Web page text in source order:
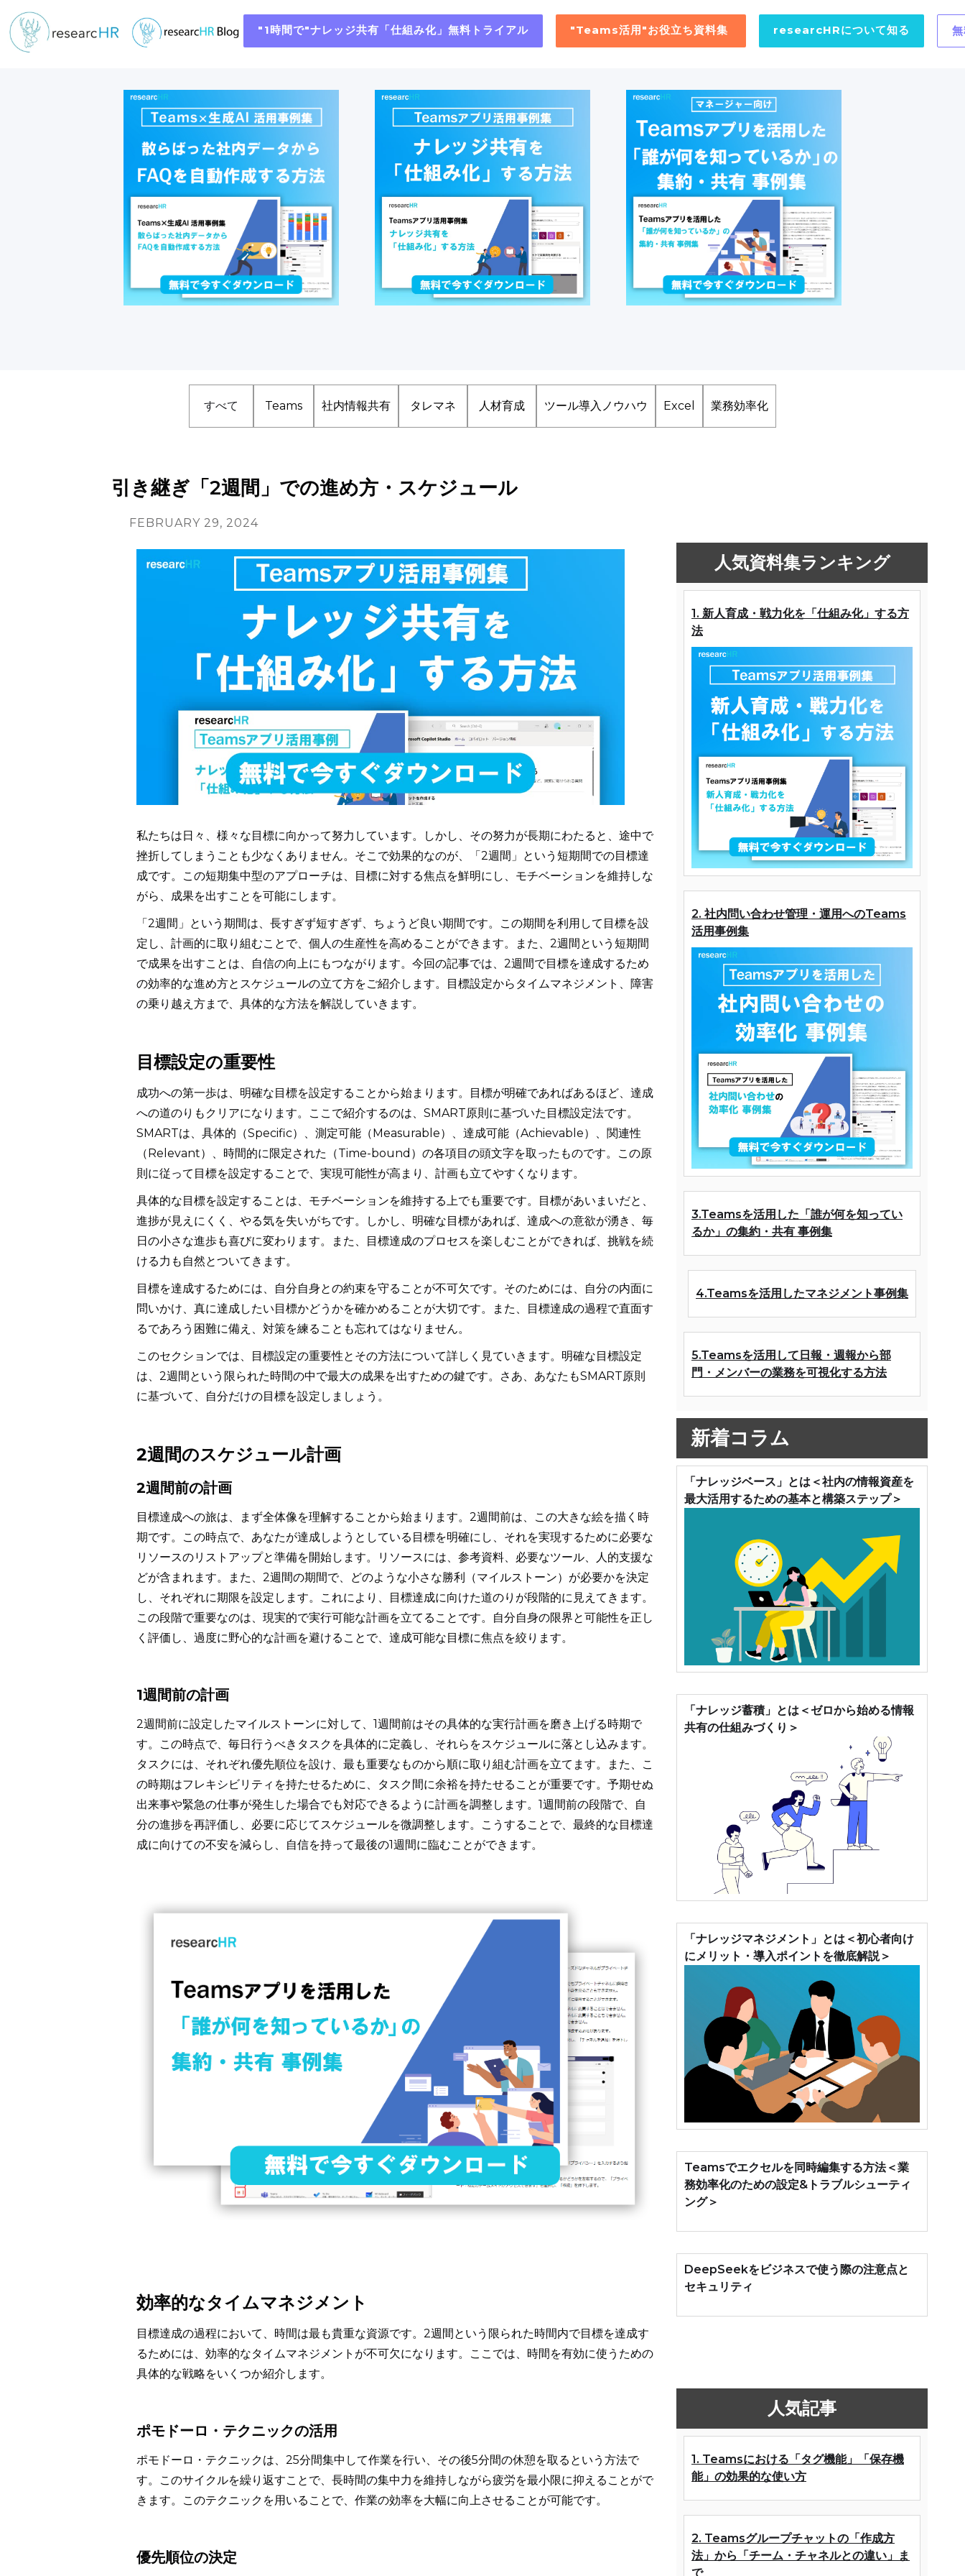
"1時間で"ナレッジ共有「仕組み化」無料トライアル "Teams活用"お役立ち資料集 researcHRについて知る
すべて Teams 社内情報共有 タレマネ 人材育成 ツール導入ノウハウ Excel 業務効率化
引き継ぎ「2週間」での進め方・スケジュール
FEBRUARY 29, 2024
私たちは日々、様々な目標に向かって努力しています。しかし、その努力が長期にわたると、途中で
挫折してしまうことも少なくありません。そこで効果的なのが、「2週間」という短期間での目標達
成です。この短期集中型のアプローチは、目標に対する焦点を鮮明にし、モチベーションを維持しな
がら、成果を出すことを可能にします。
「2週間」という期間は、長すぎず短すぎず、ちょうど良い期間です。この期間を利用して目標を設
定し、計画的に取り組むことで、個人の生産性を高めることができます。また、2週間という短期間
で成果を出すことは、自信の向上にもつながります。今回の記事では、2週間で目標を達成するため
の効率的な進め方とスケジュールの立て方をご紹介します。目標設定からタイムマネジメント、障害
の乗り越え方まで、具体的な方法を解説していきます。
目標設定の重要性
成功への第一歩は、明確な目標を設定することから始まります。目標が明確であればあるほど、達成
への道のりもクリアになります。ここで紹介するのは、SMART原則に基づいた目標設定法です。
SMARTは、具体的（Specific）、測定可能（Measurable）、達成可能（Achievable）、関連性
（Relevant）、時間的に限定された（Time-bound）の各項目の頭文字を取ったものです。この原
則に従って目標を設定することで、実現可能性が高まり、計画も立てやすくなります。
具体的な目標を設定することは、モチベーションを維持する上でも重要です。目標があいまいだと、
進捗が見えにくく、やる気を失いがちです。しかし、明確な目標があれば、達成への意欲が湧き、毎
日の小さな進歩も喜びに変わります。また、目標達成のプロセスを楽しむことができれば、挑戦を続
ける力も自然とついてきます。
目標を達成するためには、自分自身との約束を守ることが不可欠です。そのためには、自分の内面に
問いかけ、真に達成したい目標かどうかを確かめることが大切です。また、目標達成の過程で直面す
るであろう困難に備え、対策を練ることも忘れてはなりません。
このセクションでは、目標設定の重要性とその方法について詳しく見ていきます。明確な目標設定
は、2週間という限られた時間の中で最大の成果を出すための鍵です。さあ、あなたもSMART原則
に基づいて、自分だけの目標を設定しましょう。
2週間のスケジュール計画
2週間前の計画
目標達成への旅は、まず全体像を理解することから始まります。2週間前は、この大きな絵を描く時
期です。この時点で、あなたが達成しようとしている目標を明確にし、それを実現するために必要な
リソースのリストアップと準備を開始します。リソースには、参考資料、必要なツール、人的支援な
どが含まれます。また、2週間の期間で、どのような小さな勝利（マイルストーン）が必要かを決定
し、それぞれに期限を設定します。これにより、目標達成に向けた道のりが段階的に見えてきます。
この段階で重要なのは、現実的で実行可能な計画を立てることです。自分自身の限界と可能性を正し
く評価し、過度に野心的な計画を避けることで、達成可能な目標に焦点を絞ります。
1週間前の計画
2週間前に設定したマイルストーンに対して、1週間前はその具体的な実行計画を磨き上げる時期で
す。この時点で、毎日行うべきタスクを具体的に定義し、それらをスケジュールに落とし込みます。
タスクには、それぞれ優先順位を設け、最も重要なものから順に取り組む計画を立てます。また、こ
の時期はフレキシビリティを持たせるために、タスク間に余裕を持たせることが重要です。予期せぬ
出来事や緊急の仕事が発生した場合でも対応できるように計画を調整します。1週間前の段階で、自
分の進捗を再評価し、必要に応じてスケジュールを微調整します。こうすることで、最終的な目標達
成に向けての不安を減らし、自信を持って最後の1週間に臨むことができます。
効率的なタイムマネジメント
目標達成の過程において、時間は最も貴重な資源です。2週間という限られた時間内で目標を達成す
るためには、効率的なタイムマネジメントが不可欠になります。ここでは、時間を有効に使うための
具体的な戦略をいくつか紹介します。
ポモドーロ・テクニックの活用
ポモドーロ・テクニックは、25分間集中して作業を行い、その後5分間の休憩を取るという方法で
す。このサイクルを繰り返すことで、長時間の集中力を維持しながら疲労を最小限に抑えることがで
きます。このテクニックを用いることで、作業の効率を大幅に向上させることが可能です。
優先順位の決定
人気資料集ランキング
1. 新人育成・戦力化を「仕組み化」する方
法
2. 社内問い合わせ管理・運用へのTeams
活用事例集
3.Teamsを活用した「誰が何を知ってい
るか」の集約・共有 事例集
4.Teamsを活用したマネジメント事例集
5.Teamsを活用して日報・週報から部
門・メンバーの業務を可視化する方法
新着コラム
「ナレッジベース」とは＜社内の情報資産を
最大活用するための基本と構築ステップ＞
「ナレッジ蓄積」とは＜ゼロから始める情報
共有の仕組みづくり＞
「ナレッジマネジメント」とは＜初心者向け
にメリット・導入ポイントを徹底解説＞
Teamsでエクセルを同時編集する方法＜業
務効率化のための設定&トラブルシューティ
ング＞
DeepSeekをビジネスで使う際の注意点と
セキュリティ
人気記事
1. Teamsにおける「タグ機能」「保存機
能」の効果的な使い方
2. Teamsグループチャットの「作成方
法」から「チーム・チャネルとの違い」ま
で